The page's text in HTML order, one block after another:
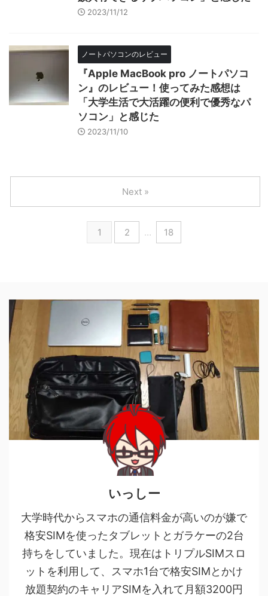
2023/11/12
ノートパソコンのレビュー
『Apple MacBook pro ノートパソコ
ン』のレビュー！使ってみた感想は
「大学生活で大活躍の便利で優秀なパ
ソコン」と感じた
2023/11/10
1 2 … 18
Next »
いっしー
大学時代からスマホの通信料金が高いのが嫌で
格安SIMを使ったタブレットとガラケーの2台
持ちをしていました。現在はトリプルSIMスロ
ットを利用して、スマホ1台で格安SIMとかけ
放題契約のキャリアSIMを入れて月額3200円